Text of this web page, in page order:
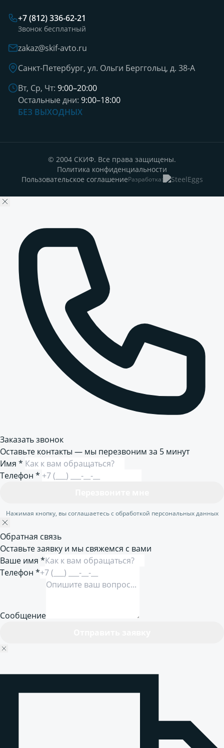
+7 (812) 336-62-21
Звонок бесплатный
zakaz@skif-avto.ru
Санкт-Петербург, ул. Ольги Берггольц, д. 38-А
Вт, Ср, Чт: 9:00–20:00
Остальные дни: 9:00–18:00
БЕЗ ВЫХОДНЫХ
© 2004 СКИФ. Все права защищены.
Политика конфиденциальности
Пользовательское соглашениеРазработка:
Заказать звонок
Оставьте контакты — мы перезвоним за 5 минут
Имя *
Телефон *
Нажимая кнопку, вы соглашаетесь с обработкой персональных данных
Обратная связь
Оставьте заявку и мы свяжемся с вами
Ваше имя *
Телефон *
Сообщение